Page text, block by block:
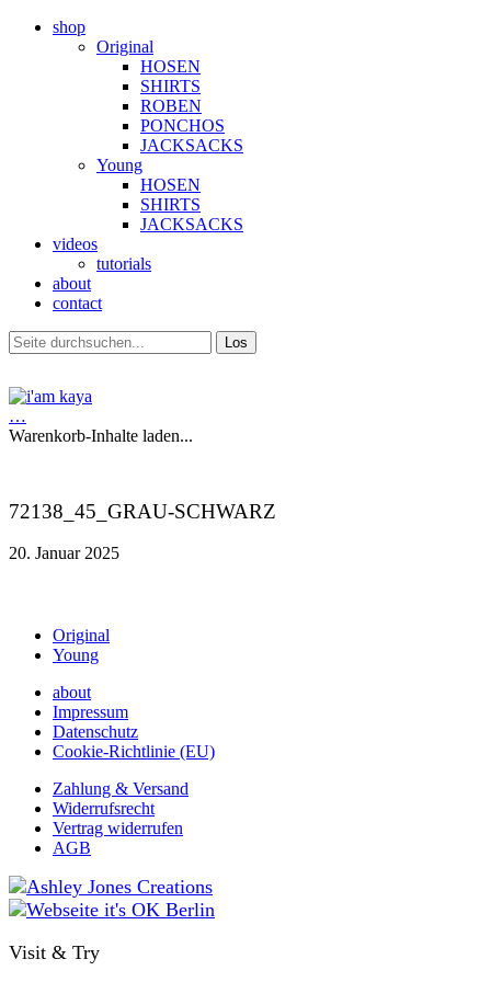
shop
Original
HOSEN
SHIRTS
ROBEN
PONCHOS
JACKSACKS
Young
HOSEN
SHIRTS
JACKSACKS
videos
tutorials
about
contact
…
Warenkorb-Inhalte laden...
72138_45_GRAU-SCHWARZ
20. Januar 2025
Original
Young
about
Impressum
Datenschutz
Cookie-Richtlinie (EU)
Zahlung & Versand
Widerrufsrecht
Vertrag widerrufen
AGB
Visit & Try